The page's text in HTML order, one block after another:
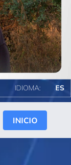
IDIOMA: ES
INICIO